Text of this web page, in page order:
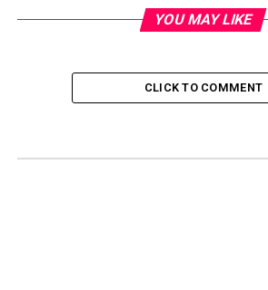
YOU MAY LIKE
CLICK TO COMMENT